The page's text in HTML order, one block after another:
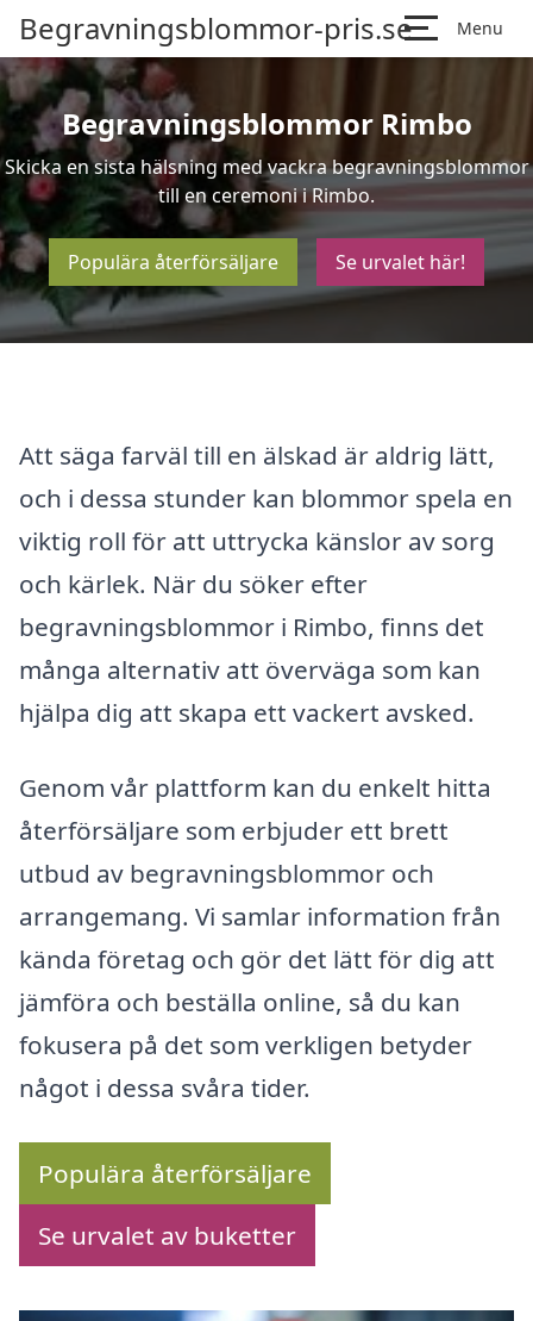
Begravningsblommor-pris.se Menu
Begravningsblommor Rimbo
Skicka en sista hälsning med vackra begravningsblommor
till en ceremoni i Rimbo.
Populära återförsäljare Se urvalet här!
Att säga farväl till en älskad är aldrig lätt,
och i dessa stunder kan blommor spela en
viktig roll för att uttrycka känslor av sorg
och kärlek. När du söker efter
begravningsblommor i Rimbo, finns det
många alternativ att överväga som kan
hjälpa dig att skapa ett vackert avsked.
Genom vår plattform kan du enkelt hitta
återförsäljare som erbjuder ett brett
utbud av begravningsblommor och
arrangemang. Vi samlar information från
kända företag och gör det lätt för dig att
jämföra och beställa online, så du kan
fokusera på det som verkligen betyder
något i dessa svåra tider.
Populära återförsäljare
Se urvalet av buketter